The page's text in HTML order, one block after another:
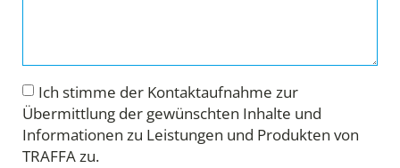
Ich stimme der Kontaktaufnahme zur
Übermittlung der gewünschten Inhalte und
Informationen zu Leistungen und Produkten von
TRAFFA zu.